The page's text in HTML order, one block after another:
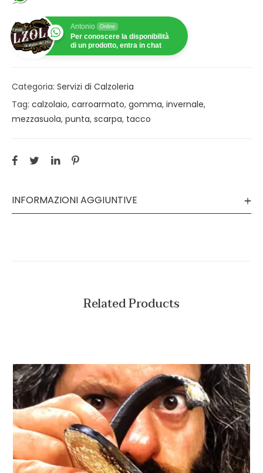
Antonio Online
Per conoscere la disponibilità
di un prodotto, entra in chat
Categoria: Servizi di Calzoleria
Tag: calzolaio, carroarmato, gomma, invernale,
mezzasuola, punta, scarpa, tacco
INFORMAZIONI AGGIUNTIVE
Related Products